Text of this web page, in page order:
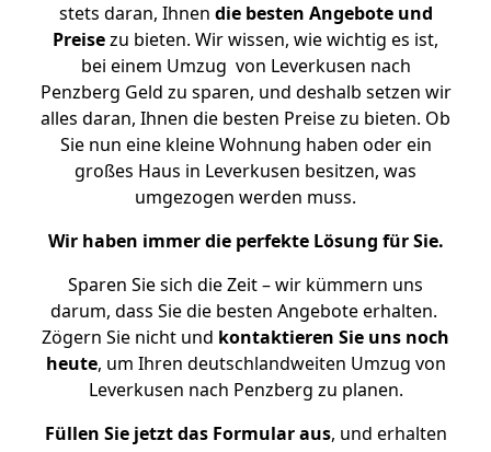
stets daran, Ihnen die besten Angebote und
Preisezu bieten. Wir wissen, wie wichtig es ist,
bei einem Umzug von Leverkusen nach
Penzberg Geld zu sparen, und deshalb setzen wir
alles daran, Ihnen die besten Preise zu bieten. Ob
Sie nun eine kleine Wohnung haben oder ein
großes Haus in Leverkusen besitzen, was
umgezogen werden muss.
Wir haben immer die perfekte Lösung für Sie.
Sparen Sie sich die Zeit – wir kümmern uns
darum, dass Sie die besten Angebote erhalten.
Zögern Sie nicht und kontaktieren Sie uns noch
heute, um Ihren deutschlandweiten Umzug von
Leverkusen nach Penzberg zu planen.
Füllen Sie jetzt das Formular aus, und erhalten